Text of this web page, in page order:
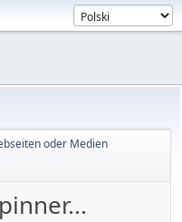
oder Medien